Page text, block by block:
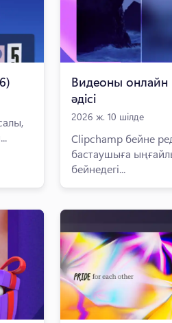
Видеоны онлайн
әдісі
2026 ж. 10 шілде
Clipchamp бейне
бастаушыға
бейнедегі...